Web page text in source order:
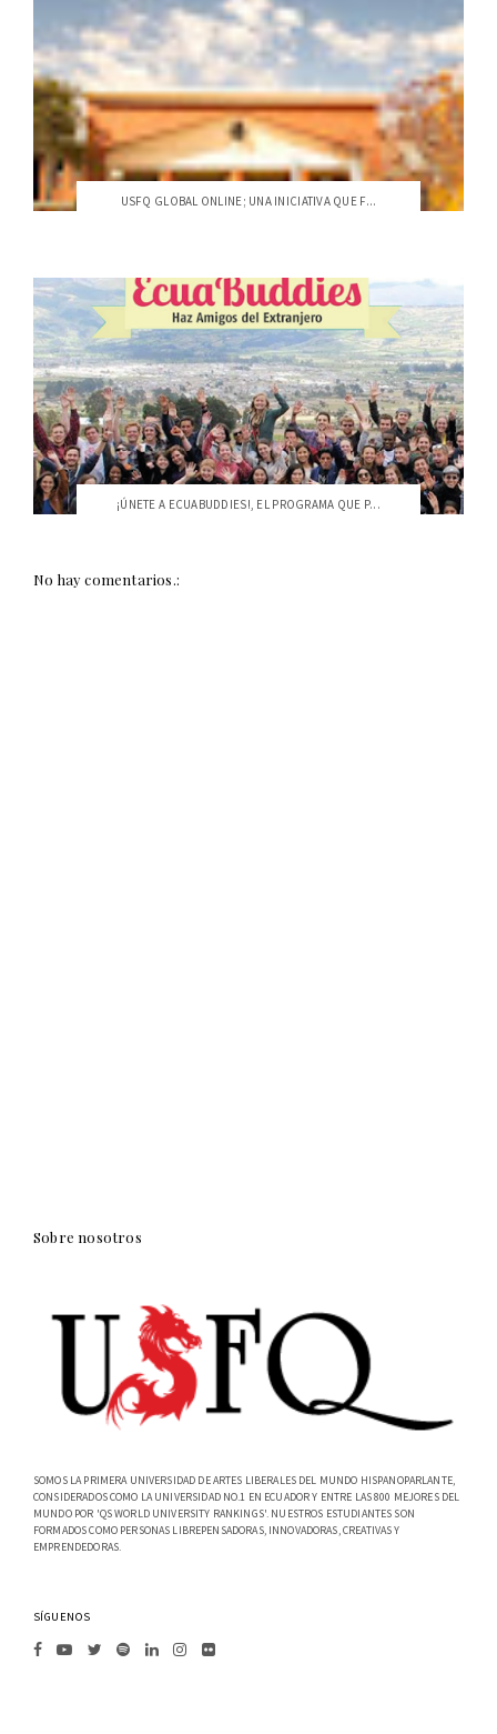
USFQ GLOBAL ONLINE; UNA INICIATIVA QUE F...
¡ÚNETE A ECUABUDDIES!, EL PROGRAMA QUE P...
No hay comentarios.:
Sobre nosotros
SOMOS LA PRIMERA UNIVERSIDAD DE ARTES LIBERALES DEL MUNDO HISPANOPARLANTE,
CONSIDERADOS COMO LA UNIVERSIDAD NO.1 EN ECUADOR Y ENTRE LAS 800 MEJORES DEL
MUNDO POR 'QS WORLD UNIVERSITY RANKINGS'. NUESTROS ESTUDIANTES SON
FORMADOS COMO PERSONAS LIBREPENSADORAS, INNOVADORAS, CREATIVAS Y
EMPRENDEDORAS.
SÍGUENOS